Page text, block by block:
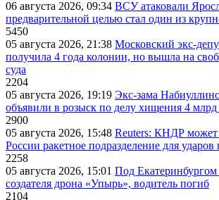
06 августа 2026, 09:34 ВСУ атаковали
предварительной целью стал один из
5450
05 августа 2026, 21:38 Московский экс-
получила 4 года колонии, но вышла на
суда
2204
05 августа 2026, 19:19 Экс-зама
объявили в розыск по делу хищения 4 млрд
2900
05 августа 2026, 15:48 Reuters: КНДР может
России ракетное подразделение для
2258
05 августа 2026, 15:01 Под
создателя дрона «Упырь», водитель погиб
2104